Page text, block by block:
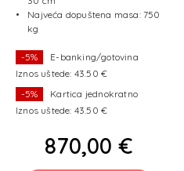
Najveća dopuštena masa: 750
kg
-5%
E-banking/gotovina
Iznos uštede: 43.50 €
-5%
Kartica jednokratno
Iznos uštede: 43.50 €
870,00 €